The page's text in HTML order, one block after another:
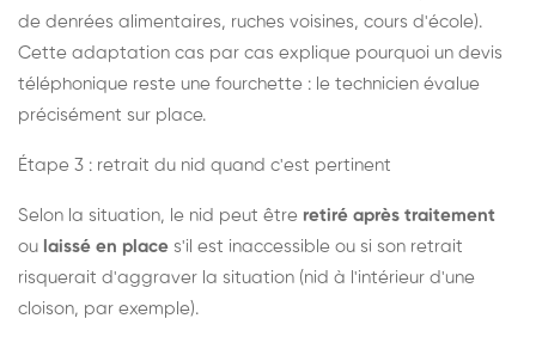
de denrées alimentaires, ruches voisines, cours d'école).
Cette adaptation cas par cas explique pourquoi un devis
téléphonique reste une fourchette : le technicien évalue
précisément sur place.
Étape 3 : retrait du nid quand c'est pertinent
Selon la situation, le nid peut être retiré après traitement
ou laissé en place s'il est inaccessible ou si son retrait
risquerait d'aggraver la situation (nid à l'intérieur d'une
cloison, par exemple).